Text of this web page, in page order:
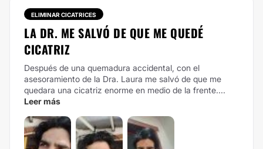
ELIMINAR CICATRICES
LA DR. ME SALVÓ DE QUE ME QUEDÉ
CICATRIZ
Después de una quemadura accidental, con el
asesoramiento de la Dra. Laura me salvó de que me
quedara una cicatriz enorme en medio de la frente....
Leer más